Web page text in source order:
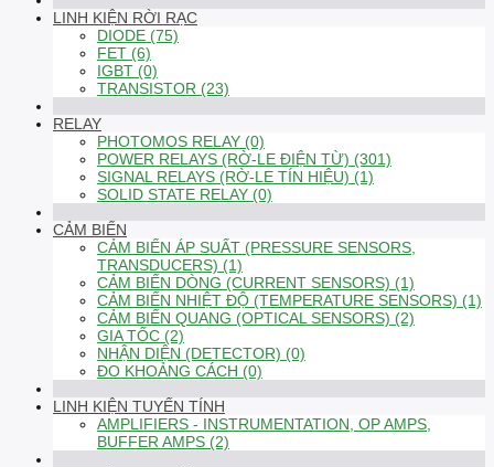
LINH KIỆN RỜI RẠC
DIODE (75)
FET (6)
IGBT (0)
TRANSISTOR (23)
RELAY
PHOTOMOS RELAY (0)
POWER RELAYS (RỜ-LE ĐIỆN TỪ) (301)
SIGNAL RELAYS (RỜ-LE TÍN HIỆU) (1)
SOLID STATE RELAY (0)
CẢM BIẾN
CẢM BIẾN ÁP SUẤT (PRESSURE SENSORS,
TRANSDUCERS) (1)
CẢM BIẾN DÒNG (CURRENT SENSORS) (1)
CẢM BIẾN NHIỆT ĐỘ (TEMPERATURE SENSORS) (1)
CẢM BIẾN QUANG (OPTICAL SENSORS) (2)
GIA TỐC (2)
NHẬN DIỆN (DETECTOR) (0)
ĐO KHOẢNG CÁCH (0)
LINH KIỆN TUYẾN TÍNH
AMPLIFIERS - INSTRUMENTATION, OP AMPS,
BUFFER AMPS (2)